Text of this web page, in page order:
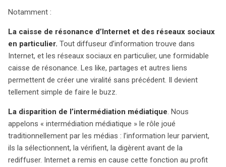
Face à cette crise, des acteurs inattendus, comme
l’Église catholique, s’engagent également. Le pape
François a même décidé de consacrer une journée
mondiale à la lutte contre les fake news, prônant un
journalisme de paix et de vérité. Les gouvernements
européens, quant à eux, envisagent des réglementations
pour contraindre les intermédiaires à agir contre la
devenue un enjeu majeur pour préserver l’équilibre
démocratique.
Notamment :
La caisse de résonance d’Internet et des réseaux sociaux
en particulier. Tout diffuseur d’information trouve dans
Internet, et les réseaux sociaux en particulier, une formidable
caisse de résonance. Les like, partages et autres liens
permettent de créer une viralité sans précédent. Il devient
tellement simple de faire le buzz.
La disparition de l’intermédiation médiatique. Nous
appelons « intermédiation médiatique » le rôle joué
traditionnellement par les médias : l’information leur parvient,
ils la sélectionnent, la vérifient, la digèrent avant de la
rediffuser. Internet a remis en cause cette fonction au profit